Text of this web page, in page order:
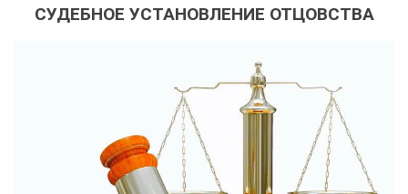
СУДЕБНОЕ УСТАНОВЛЕНИЕ ОТЦОВСТВА